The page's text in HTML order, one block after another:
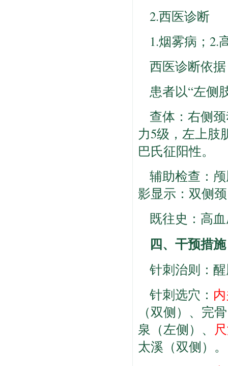
2.西医诊断
1.烟雾病；2.
西医诊断依
患者以“左侧
查体：右侧
力5级，左上肢
巴氏征阳性。
辅助检查：
影显示：双侧
既往史：高
四、干预措施
针刺治则：
针刺选穴：
（双侧）、完
泉（左侧）、
太溪（双侧）。